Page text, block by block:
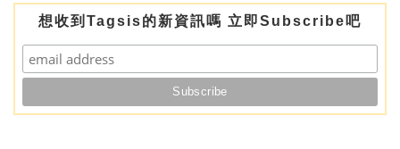
想收到Tagsis的新資訊嗎 立即Subscribe吧